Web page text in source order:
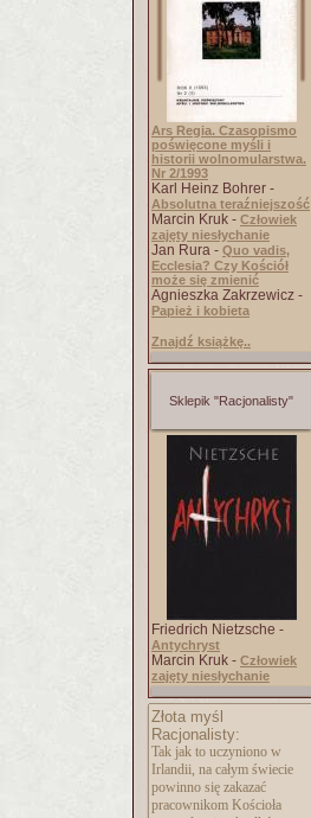
Ars Regia. Czasopismo
poświęcone myśli i
historii wolnomularstwa.
Nr 2/1993
Karl Heinz Bohrer -
Absolutna teraźniejszość
Marcin Kruk - Człowiek
zajęty niesłychanie
Jan Rura - Quo vadis,
Ecclesia? Czy Kościół
może się zmienić
Agnieszka Zakrzewicz -
Papież i kobieta
Znajdź książkę..
Sklepik "Racjonalisty"
Friedrich Nietzsche -
Antychryst
Marcin Kruk - Człowiek
zajęty niesłychanie
Złota myśl
Racjonalisty:
Tak jak to uczyniono w
Irlandii, na całym świecie
powinno się zakazać
pracownikom Kościoła